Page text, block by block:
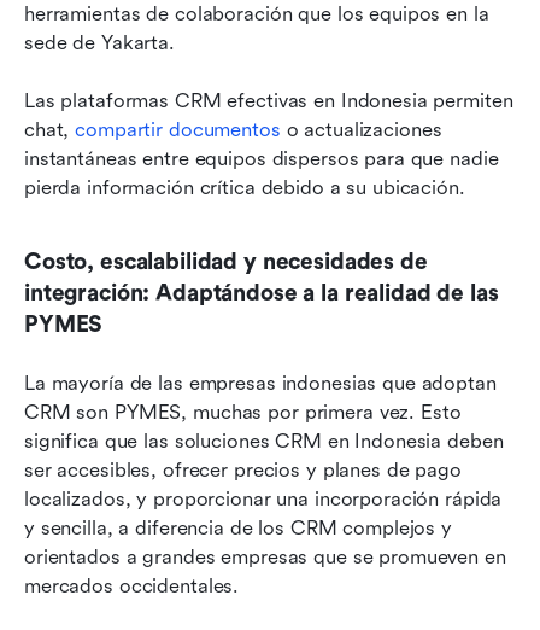
herramientas de colaboración que los equipos en la
sede de Yakarta.
Las plataformas CRM efectivas en Indonesia permiten
chat, compartir documentos o actualizaciones
instantáneas entre equipos dispersos para que nadie
pierda información crítica debido a su ubicación.
Costo, escalabilidad y necesidades de
integración: Adaptándose a la realidad de las
PYMES
La mayoría de las empresas indonesias que adoptan
CRM son PYMES, muchas por primera vez. Esto
significa que las soluciones CRM en Indonesia deben
ser accesibles, ofrecer precios y planes de pago
localizados, y proporcionar una incorporación rápida
y sencilla, a diferencia de los CRM complejos y
orientados a grandes empresas que se promueven en
mercados occidentales.